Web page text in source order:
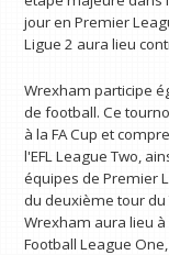
jour en Premier
Ligue 2 aura lieu
Wrexham participe
de football. Ce
à la FA Cup et
l'EFL League Two,
équipes de Premier
du deuxième tour
Wrexham aura lieu
Football League